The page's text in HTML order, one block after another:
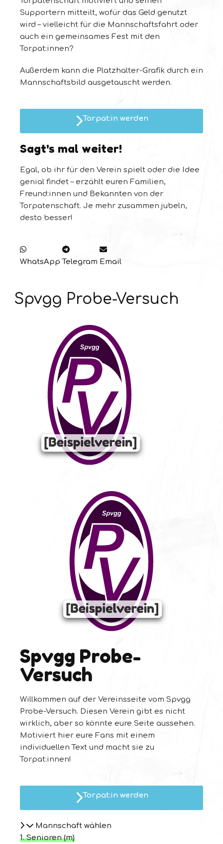
Supportern mitteilt, wofür das Geld genutzt
wird – vielleicht für die Mannschaftsfahrt oder
auch ein gemeinsames Fest mit den
Torpat:innen?
Außerdem kann die Platzhalter-Grafik durch ein
Mannschaftsbild ausgetauscht werden.
Torpat:in werden
Sagt's mal weiter!
Egal, ob ihr für den Verein spielt oder die Idee
genial findet – erzählt euren Familien,
Freund:innen und Bekannten von der
Torpatenschaft. Je mehr zusammen jubeln,
desto besser!
WhatsApp Telegram Email
Spvgg Probe-Versuch
Spvgg Probe-
Versuch
Willkommen auf der Vereinsseite vom Spvgg
Probe-Versuch. Diesen Verein gibt es nicht
wirklich, aber so könnte eure Seite aussehen.
Motiviert hier eure Fans mit einem
individuellen Text und macht sie zu
Torpat:innen!
Torpat:in werden
Mannschaft wählen
1. Senioren (m)